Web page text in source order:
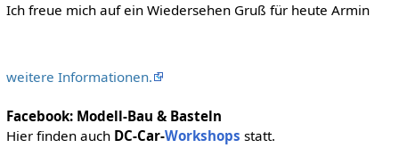
Ich freue mich auf ein Wiedersehen Gruß für heute Armin
weitere Informationen.
Facebook: Modell-Bau & Basteln
Hier finden auch DC-Car-Workshops statt.